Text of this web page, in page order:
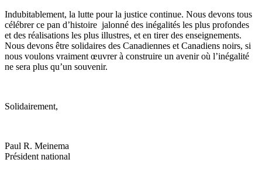
Indubitablement, la lutte pour la justice continue. Nous devons tous
célébrer ce pan d’histoire jalonné des inégalités les plus profondes
et des réalisations les plus illustres, et en tirer des enseignements.
Nous devons être solidaires des Canadiennes et Canadiens noirs, si
nous voulons vraiment œuvrer à construire un avenir où l’inégalité
ne sera plus qu’un souvenir.
Solidairement,
Paul R. Meinema
Président national